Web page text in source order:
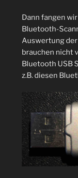
Dann fangen
Bluetooth-
Auswertung
brauchen nicht
Bluetooth USB
z.B. diesen